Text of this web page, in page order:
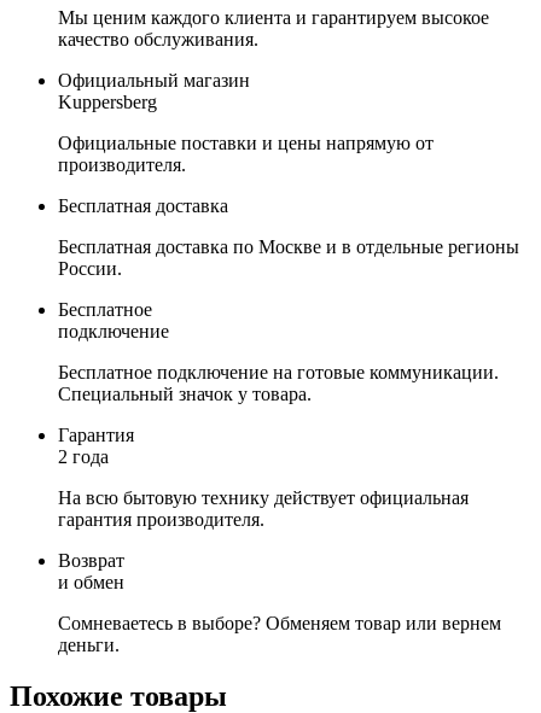
Мы ценим каждого клиента и гарантируем высокое
качество обслуживания.
Официальный магазин
Kuppersberg
Официальные поставки и цены напрямую от
производителя.
Бесплатная доставка
Бесплатная доставка по Москве и в отдельные регионы
России.
Бесплатное
подключение
Бесплатное подключение на готовые коммуникации.
Специальный значок у товара.
Гарантия
2 года
На всю бытовую технику действует официальная
гарантия производителя.
Возврат
и обмен
Сомневаетесь в выборе? Обменяем товар или вернем
деньги.
Похожие товары